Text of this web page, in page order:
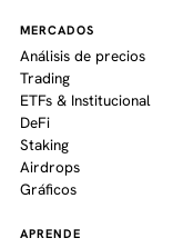
MERCADOS
Análisis de precios
Trading
ETFs & Institucional
DeFi
Staking
Airdrops
Gráficos
APRENDE